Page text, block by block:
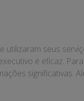
seus
é eficaz.
significativas.